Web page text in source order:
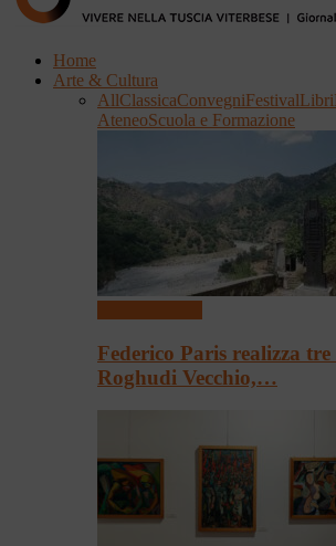
Home
Arte & Cultura
AllClassicaConvegniFestivalLibri
AteneoScuola e Formazione
Federico Paris realizza
Roghudi Vecchio,…